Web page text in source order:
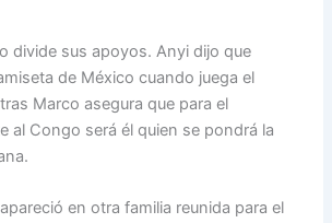
divide sus apoyos. Anyi dijo que
de México cuando juega el
Marco asegura que para el
al Congo será él quien se pondrá la
en otra familia reunida para el